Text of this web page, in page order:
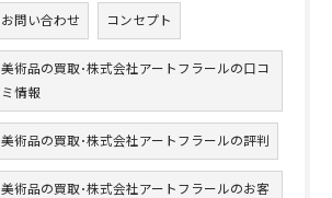
お問い合わせ コンセプト
美術品の買取･株式会社アートフラールの口コ
ミ情報
美術品の買取･株式会社アートフラールの評判
美術品の買取･株式会社アートフラールのお客